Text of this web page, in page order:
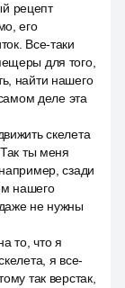
рецепт
его
Все-таки
для того,
найти нашего
деле эта
скелета
ты меня
сзади
нашего
не нужны
то, что я
я все-
так верстак,